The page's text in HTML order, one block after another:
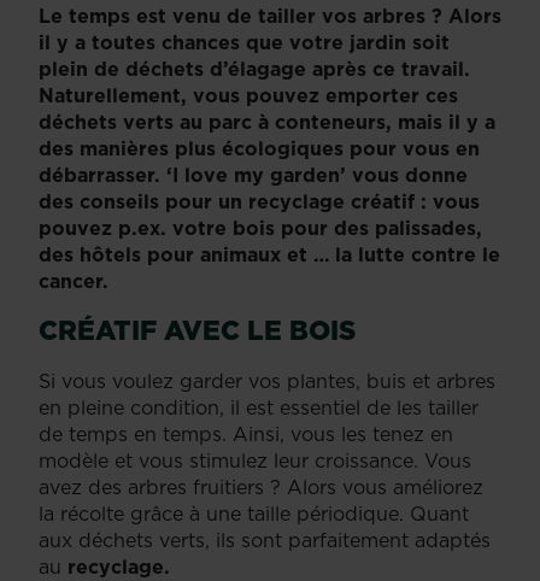
Le temps est venu de tailler vos arbres ? Alors
il y a toutes chances que votre jardin soit
plein de déchets d’élagage après ce travail.
Naturellement, vous pouvez emporter ces
déchets verts au parc à conteneurs, mais il y a
des manières plus écologiques pour vous en
débarrasser. ‘I love my garden’ vous donne
des conseils pour un recyclage créatif : vous
pouvez p.ex. votre bois pour des palissades,
des hôtels pour animaux et … la lutte contre le
cancer.
CRÉATIF AVEC LE BOIS
Si vous voulez garder vos plantes, buis et arbres
en pleine condition, il est essentiel de les tailler
de temps en temps. Ainsi, vous les tenez en
modèle et vous stimulez leur croissance. Vous
avez des arbres fruitiers ? Alors vous améliorez
la récolte grâce à une taille périodique. Quant
aux déchets verts, ils sont parfaitement adaptés
au recyclage.